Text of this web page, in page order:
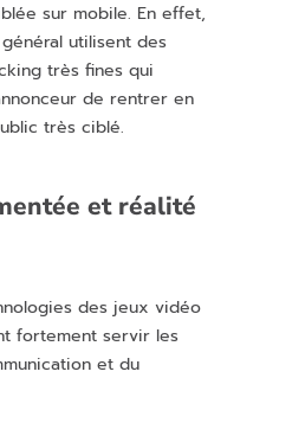
sur mobile. En effet,
utilisent des
très fines qui
de rentrer en
très ciblé.
et réalité
des jeux vidéo
fortement servir les
et du